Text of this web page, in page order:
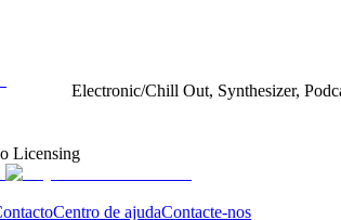
Electronic/Chill Out, Synthesizer,
Licensing
Centro de ajudaContacte-nos